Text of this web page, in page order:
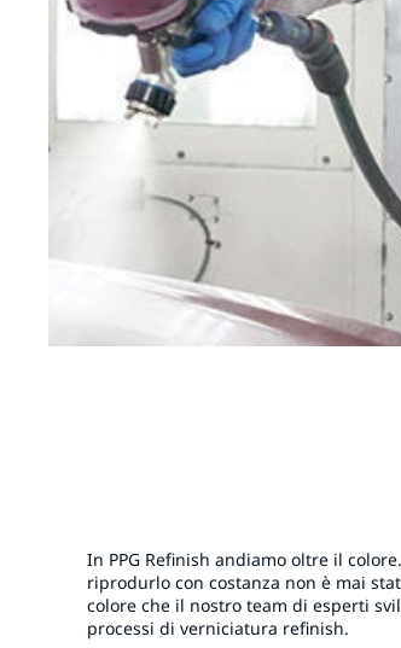
In PPG Refinish andiamo oltre il
riprodurlo con costanza non è mai
colore che il nostro team di esperti
processi di verniciatura refinish.